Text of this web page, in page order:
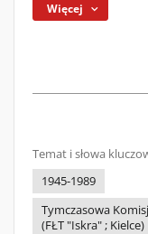
Więcej
Temat i słowa
1945-1989
Tymczasowa
(FŁT "Iskra" ; Kielce)